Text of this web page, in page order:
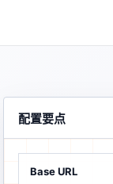
配置要点
Base URL